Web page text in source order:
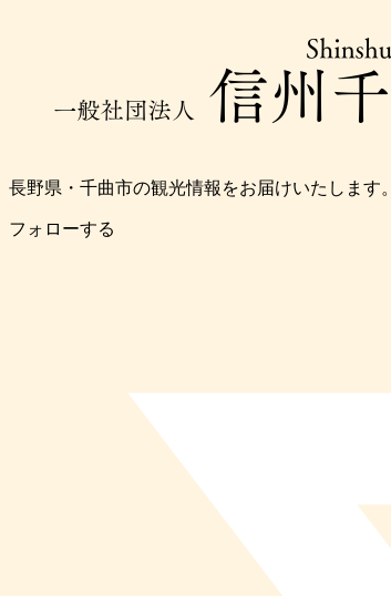
長野県・千曲市の観光情報をお届けいたします。
フォローする